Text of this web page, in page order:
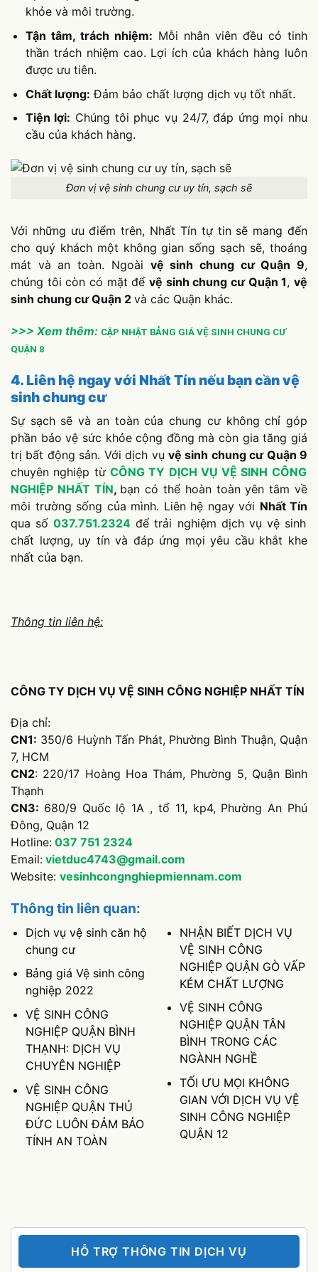
khỏe và môi trường.
Tận tâm, trách nhiệm: Mỗi nhân viên đều có tinh
thần trách nhiệm cao. Lợi ích của khách hàng luôn
được ưu tiên.
Chất lượng: Đảm bảo chất lượng dịch vụ tốt nhất.
Tiện lợi: Chúng tôi phục vụ 24/7, đáp ứng mọi nhu
cầu của khách hàng.
Đơn vị vệ sinh chung cư uy tín, sạch sẽ
Với những ưu điểm trên, Nhất Tín tự tin sẽ mang đến
cho quý khách một không gian sống sạch sẽ, thoáng
mát và an toàn. Ngoài vệ sinh chung cư Quận 9,
chúng tôi còn có mặt để vệ sinh chung cư Quận 1,vệ
sinh chung cư Quận 2 và các Quận khác.
>>> Xem thêm: CẬP NHẬT BẢNG GIÁ VỆ SINH CHUNG CƯ
QUẬN 8
4. Liên hệ ngay với Nhất Tín nếu bạn cần vệ
sinh chung cư
Sự sạch sẽ và an toàn của chung cư không chỉ góp
phần bảo vệ sức khỏe cộng đồng mà còn gia tăng giá
trị bất động sản. Với dịch vụ vệ sinh chung cư Quận 9
chuyên nghiệp từ CÔNG TY DỊCH VỤ VỆ SINH CÔNG
NGHIỆP NHẤT TÍN, bạn có thể hoàn toàn yên tâm về
môi trường sống của mình. Liên hệ ngay với Nhất Tín
qua số037.751.2324 để trải nghiệm dịch vụ vệ sinh
chất lượng, uy tín và đáp ứng mọi yêu cầu khắt khe
nhất của bạn.
Thông tin liên hệ:
CÔNG TY DỊCH VỤ VỆ SINH CÔNG NGHIỆP NHẤT TÍN
Địa chỉ:
CN1: 350/6 Huỳnh Tấn Phát, Phường Bình Thuận, Quận
7, HCM
CN2: 220/17 Hoàng Hoa Thám, Phường 5, Quận Bình
Thạnh
CN3: 680/9 Quốc lộ 1A , tổ 11, kp4, Phường An Phú
Đông, Quận 12
Hotline: 037 751 2324
Email: vietduc4743@gmail.com
Website: vesinhcongnghiepmiennam.com
Thông tin liên quan:
Dịch vụ vệ sinh căn hộ
chung cư
Bảng giá Vệ sinh công
nghiệp 2022
VỆ SINH CÔNG
NGHIỆP QUẬN BÌNH
THẠNH: DỊCH VỤ
CHUYÊN NGHIỆP
VỆ SINH CÔNG
NGHIỆP QUẬN THỦ
ĐỨC LUÔN ĐẢM BẢO
TÍNH AN TOÀN
NHẬN BIẾT DỊCH VỤ
VỆ SINH CÔNG
NGHIỆP QUẬN GÒ VẤP
KÉM CHẤT LƯỢNG
VỆ SINH CÔNG
NGHIỆP QUẬN TÂN
BÌNH TRONG CÁC
NGÀNH NGHỀ
TỐI ƯU MỌI KHÔNG
GIAN VỚI DỊCH VỤ VỆ
SINH CÔNG NGHIỆP
QUẬN 12
HỖ TRỢ THÔNG TIN DỊCH VỤ